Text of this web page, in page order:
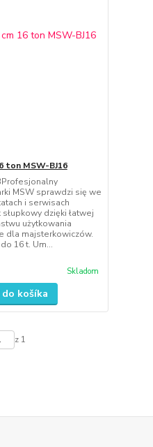
ton MSW-BJ16
MSW sprawdzi się we
i serwisach
dzięki łatwej
użytkowania
dla majsterkowiczów.
16 t. Um...
Skladom
košíka
z 1